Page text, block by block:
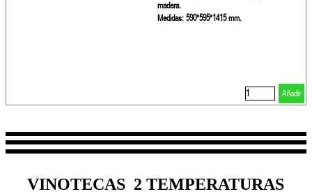
madera.
Medidas: 590*595*1415 mm.
Añadir
VINOTECAS 2 TEMPERATURAS